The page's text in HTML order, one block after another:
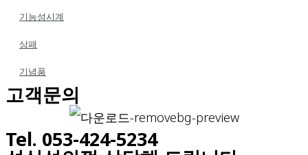
기능성시계
상패
기념품
고객문의
Tel. 053-424-5234